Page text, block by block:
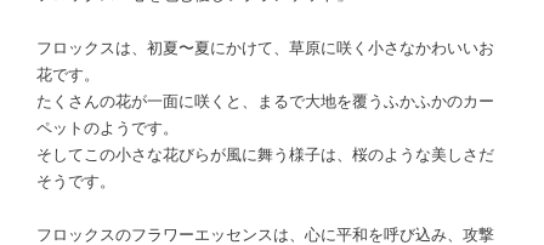
フロックスは、初夏〜夏にかけて、草原に咲く小さなかわいいお
花です。
たくさんの花が一面に咲くと、まるで大地を覆うふかふかのカー
ペットのようです。
そしてこの小さな花びらが風に舞う様子は、桜のような美しさだ
そうです。
フロックスのフラワーエッセンスは、心に平和を呼び込み、攻撃